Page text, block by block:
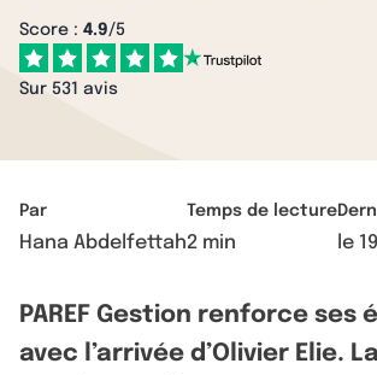
Score : 4.9/5
Sur 531 avis
Par
Hana Abdelfettah
Temps de lecture
2 min le
PAREF Gestion renforce ses
avec l’arrivée d’Olivier Elie.